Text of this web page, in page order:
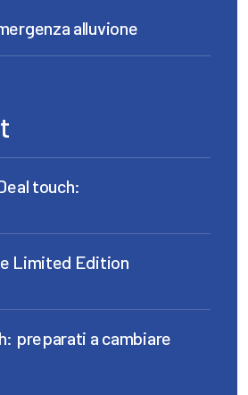
alluvione
touch:
Limited Edition
preparati a cambiare